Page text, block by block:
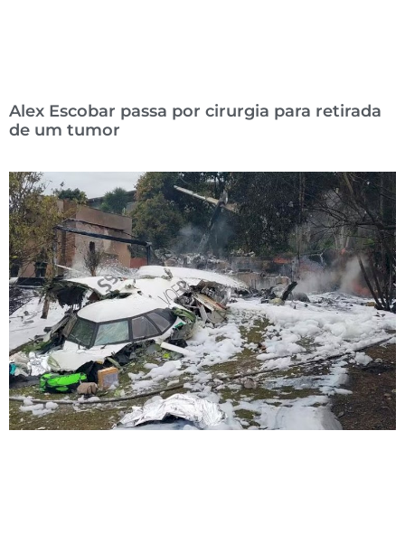
Alex Escobar passa por cirurgia para retirada
de um tumor